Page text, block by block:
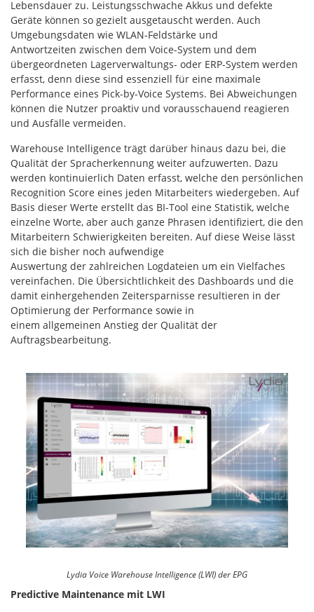
Lebensdauer zu. Leistungsschwache Akkus und defekte
Geräte können so gezielt ausgetauscht werden. Auch
Umgebungsdaten wie WLAN-Feldstärke und
Antwortzeiten zwischen dem Voice-System und dem
übergeordneten Lagerverwaltungs- oder ERP-System werden
erfasst, denn diese sind essenziell für eine maximale
Performance eines Pick-by-Voice Systems. Bei Abweichungen
können die Nutzer proaktiv und vorausschauend reagieren
und Ausfälle vermeiden.
Warehouse Intelligence trägt darüber hinaus dazu bei, die
Qualität der Spracherkennung weiter aufzuwerten. Dazu
werden kontinuierlich Daten erfasst, welche den persönlichen
Recognition Score eines jeden Mitarbeiters wiedergeben. Auf
Basis dieser Werte erstellt das BI-Tool eine Statistik, welche
einzelne Worte, aber auch ganze Phrasen identifiziert, die den
Mitarbeitern Schwierigkeiten bereiten. Auf diese Weise lässt
sich die bisher noch aufwendige
Auswertung der zahlreichen Logdateien um ein Vielfaches
vereinfachen. Die Übersichtlichkeit des Dashboards und die
damit einhergehenden Zeitersparnisse resultieren in der
Optimierung der Performance sowie in
einem allgemeinen Anstieg der Qualität der
Auftragsbearbeitung.
Lydia Voice Warehouse Intelligence (LWI) der EPG
Predictive Maintenance mit LWI